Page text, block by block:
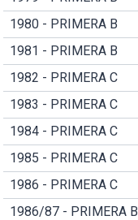
1980 - PRIMERA B
1981 - PRIMERA B
1982 - PRIMERA C
1983 - PRIMERA C
1984 - PRIMERA C
1985 - PRIMERA C
1986 - PRIMERA C
1986/87 - PRIMERA B